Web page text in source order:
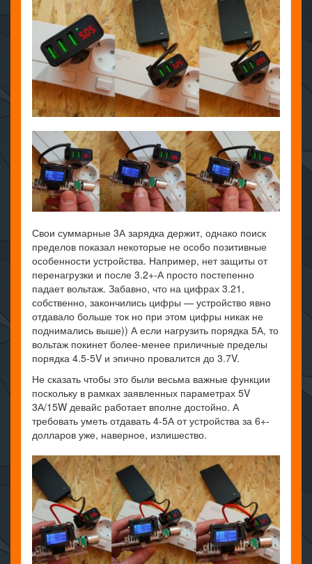
Свои суммарные 3А зарядка держит, однако поиск
пределов показал некоторые не особо позитивные
особенности устройства. Например, нет защиты от
перенагрузки и после 3.2+-А просто постепенно
падает вольтаж. Забавно, что на цифрах 3.21,
собственно, закончились цифры — устройство явно
отдавало больше ток но при этом цифры никак не
поднимались выше)) А если нагрузить порядка 5А, то
вольтаж покинет более-менее приличные пределы
порядка 4.5-5V и эпично провалится до 3.7V.
Не сказать чтобы это были весьма важные функции
поскольку в рамках заявленных параметрах 5V
3А/15W девайс работает вполне достойно. А
требовать уметь отдавать 4-5А от устройства за 6+-
долларов уже, наверное, излишество.